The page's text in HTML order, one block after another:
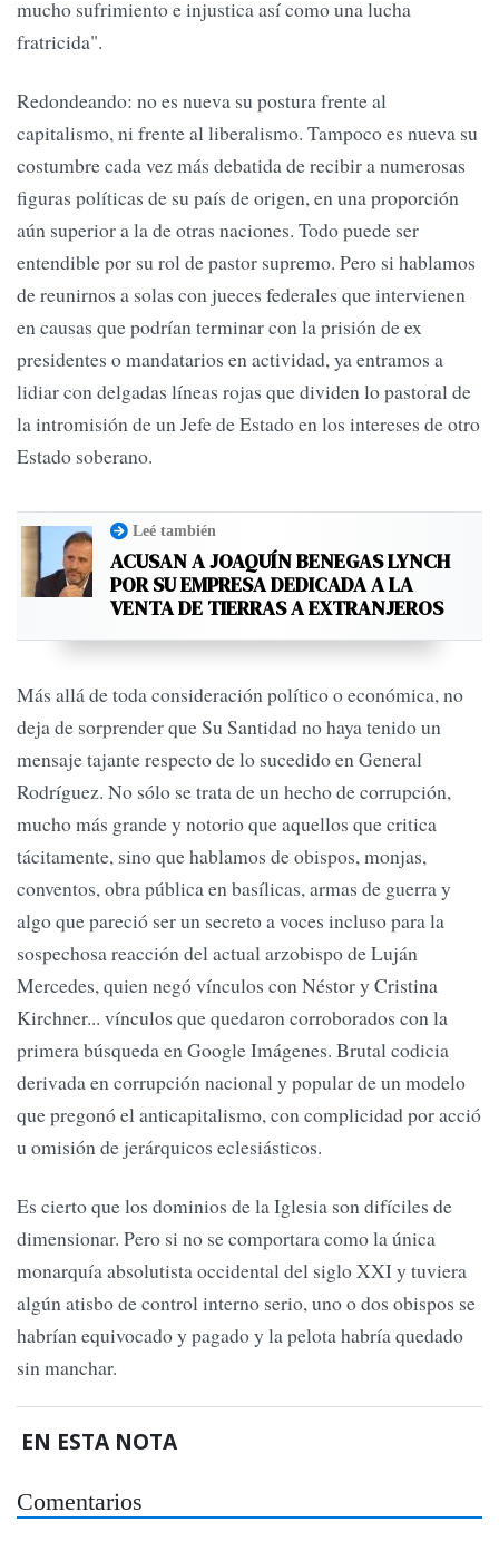
mucho sufrimiento e injustica así como una lucha
fratricida".
Redondeando: no es nueva su postura frente al
capitalismo, ni frente al liberalismo. Tampoco es nueva su
costumbre cada vez más debatida de recibir a numerosas
figuras políticas de su país de origen, en una proporción
aún superior a la de otras naciones. Todo puede ser
entendible por su rol de pastor supremo. Pero si hablamos
de reunirnos a solas con jueces federales que intervienen
en causas que podrían terminar con la prisión de ex
presidentes o mandatarios en actividad, ya entramos a
lidiar con delgadas líneas rojas que dividen lo pastoral de
la intromisión de un Jefe de Estado en los intereses de otro
Estado soberano.
Leé también
ACUSAN A JOAQUÍN BENEGAS LYNCH
POR SU EMPRESA DEDICADA A LA
VENTA DE TIERRAS A EXTRANJEROS
Más allá de toda consideración político o económica, no
deja de sorprender que Su Santidad no haya tenido un
mensaje tajante respecto de lo sucedido en General
Rodríguez. No sólo se trata de un hecho de corrupción,
mucho más grande y notorio que aquellos que critica
tácitamente, sino que hablamos de obispos, monjas,
conventos, obra pública en basílicas, armas de guerra y
algo que pareció ser un secreto a voces incluso para la
sospechosa reacción del actual arzobispo de Luján
Mercedes, quien negó vínculos con Néstor y Cristina
Kirchner... vínculos que quedaron corroborados con la
primera búsqueda en Google Imágenes. Brutal codicia
derivada en corrupción nacional y popular de un modelo
que pregonó el anticapitalismo, con complicidad por acció
u omisión de jerárquicos eclesiásticos.
Es cierto que los dominios de la Iglesia son difíciles de
dimensionar. Pero si no se comportara como la única
monarquía absolutista occidental del siglo XXI y tuviera
algún atisbo de control interno serio, uno o dos obispos se
habrían equivocado y pagado y la pelota habría quedado
sin manchar.
EN ESTA NOTA
Comentarios